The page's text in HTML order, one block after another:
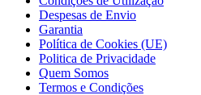
Despesas de Envio
Garantia
Política de Cookies (UE)
Politica de Privacidade
Quem Somos
Termos e Condições